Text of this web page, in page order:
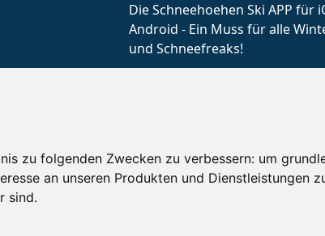
zu folgenden Zwecken zu verbessern: um
an unseren Produkten und Dienstleistungen
sind.
Die Schneehoehen Ski APP für
Android - Ein Muss für alle
und Schneefreaks!